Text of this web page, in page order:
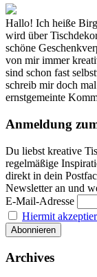
Hallo! Ich heiße
wird über
schöne
von mir immer
sind schon fast
schreib mir doch
ernstgemeinte
Anmeldung
Du liebst kreative
regelmäßige
direkt in dein
Newsletter an und
E-Mail-Adresse
Hiermit
Archives